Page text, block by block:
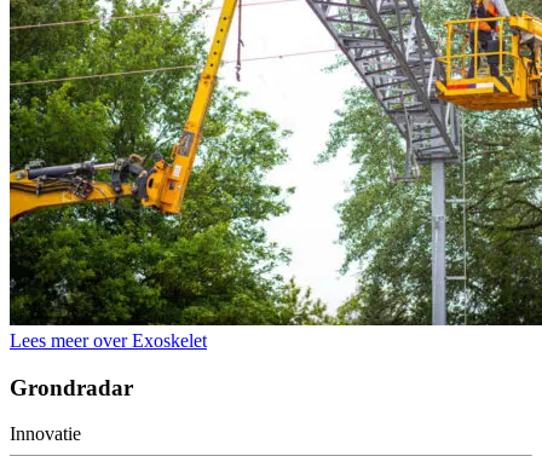
Lees meer over Exoskelet
Grondradar
Innovatie